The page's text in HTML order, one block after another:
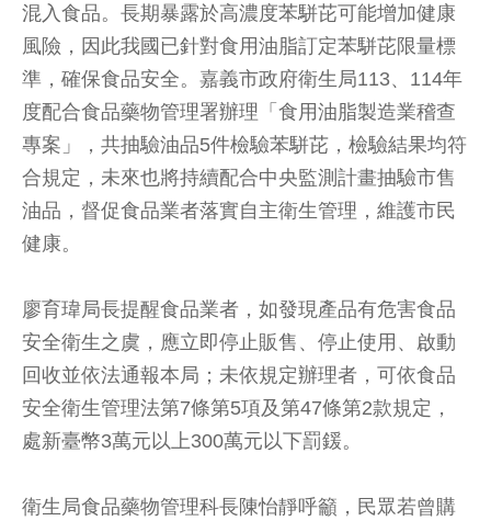
混入食品。長期暴露於高濃度苯駢芘可能增加健康
風險，因此我國已針對食用油脂訂定苯駢芘限量標
準，確保食品安全。嘉義市政府衛生局113、114年
度配合食品藥物管理署辦理「食用油脂製造業稽查
專案」，共抽驗油品5件檢驗苯駢芘，檢驗結果均符
合規定，未來也將持續配合中央監測計畫抽驗市售
油品，督促食品業者落實自主衛生管理，維護市民
健康。
廖育瑋局長提醒食品業者，如發現產品有危害食品
安全衛生之虞，應立即停止販售、停止使用、啟動
回收並依法通報本局；未依規定辦理者，可依食品
安全衛生管理法第7條第5項及第47條第2款規定，
處新臺幣3萬元以上300萬元以下罰鍰。
衛生局食品藥物管理科長陳怡靜呼籲，民眾若曾購